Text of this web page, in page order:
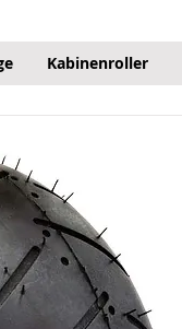
Kabinenroller